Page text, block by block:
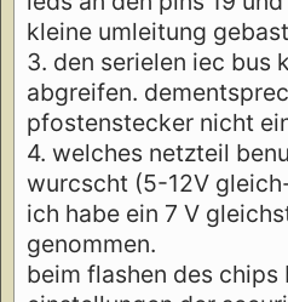
kleine umleitung
3. den serielen iec bus
abgreifen.
pfostenstecker nicht
4. welches netzteil
wurcscht (5-12V
ich habe ein 7 V
genommen.
beim flashen des